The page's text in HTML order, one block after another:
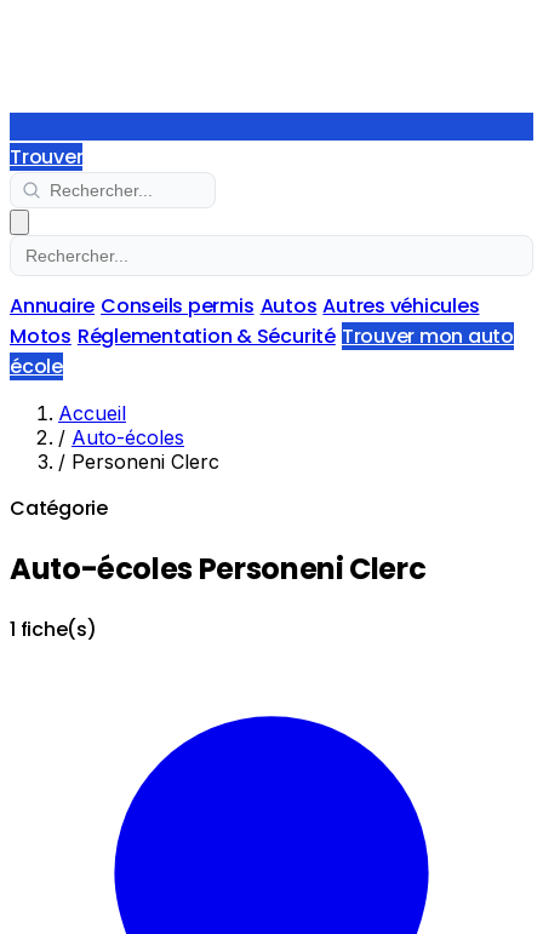
Trouver
Annuaire Conseils permis Autos Autres véhicules
Motos Réglementation & Sécurité Trouver mon auto
école
Accueil
/ Auto-écoles
/ Personeni Clerc
Catégorie
Auto-écoles Personeni Clerc
1 fiche(s)